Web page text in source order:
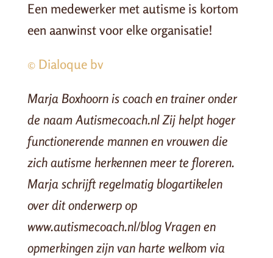
Een medewerker met autisme is kortom
een aanwinst voor elke organisatie!
© Dialoque bv
Marja Boxhoorn is coach en trainer onder
de naam Autismecoach.nl Zij helpt hoger
functionerende mannen en vrouwen die
zich autisme herkennen meer te floreren.
Marja schrijft regelmatig blogartikelen
over dit onderwerp op
www.autismecoach.nl/blog Vragen en
opmerkingen zijn van harte welkom via